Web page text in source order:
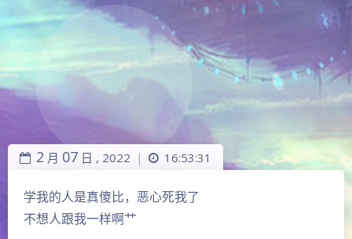
2 月 07 日 , 2022 | 16:53:31
学我的人是真傻比，恶心死我了
不想人跟我一样啊艹